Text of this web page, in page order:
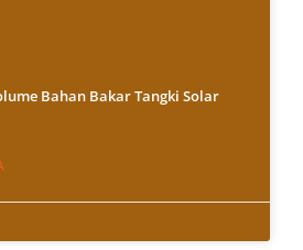
Bahan Bakar Tangki Solar